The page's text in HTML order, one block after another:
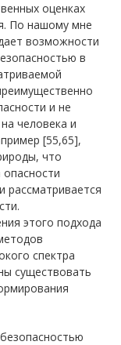
оценках
По нашому мне
возможности
в
и не
человека и
[55,65],
что
рассматривается
этого подхода
спектра
существовать